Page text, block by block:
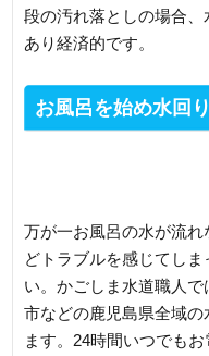
段の汚れ落としの場合
あり経済的です。
お風呂を始め水回
万が一お風呂の水が流
どトラブルを感じてし
い。かごしま水道職人
市などの鹿児島県全域
ます。24時間いつでも